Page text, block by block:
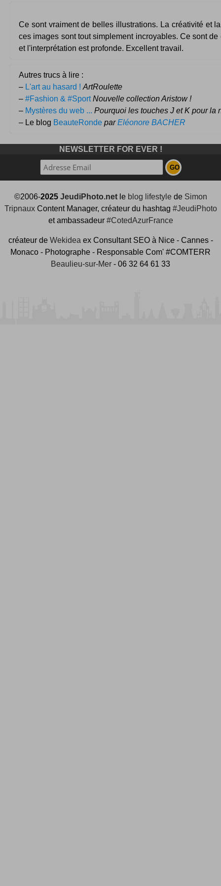
Ce sont vraiment de belles illustrations. La créativité et
ces images sont tout simplement incroyables. Ce sont de
et l'interprétation est profonde. Excellent travail.
Autres trucs à lire :
– L'art au hasard ! ArtRoulette
– #Fashion & #Sport Nouvelle collection Aristow !
– Mystères du web ... Pourquoi les touches J et K pour la
– Le blog BeauteRonde parEléonore BACHER
NEWSLETTER FOR EVER !
©2006-2025 JeudiPhoto.netle blog lifestylede Simon
TripnauxContent Manager, créateur du hashtag #JeudiPhoto
et ambassadeur #CotedAzurFrance
créateur de Wekidea ex Consultant SEO à Nice - Cannes -
Monaco - Photographe - Responsable Com' #COMTERR
Beaulieu-sur-Mer - 06 32 64 61 33